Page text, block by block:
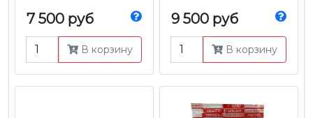
7 500 руб
В корзину
9 500 руб
В корзину